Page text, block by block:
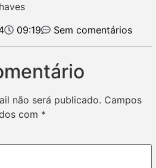
09:19 Sem comentários
não será publicado. Campos
com *